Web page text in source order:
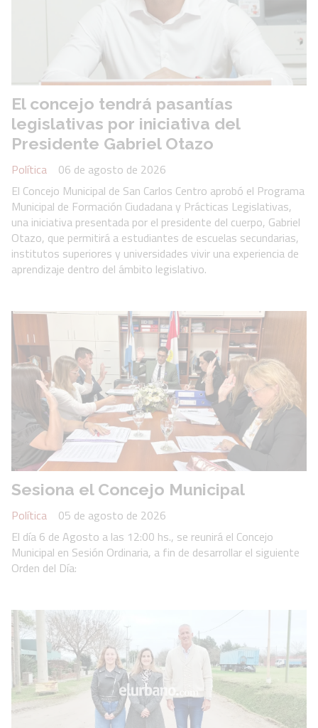
El concejo tendrá pasantías
legislativas por iniciativa del
Presidente Gabriel Otazo
Política
06 de agosto de 2026
El Concejo Municipal de San Carlos Centro aprobó el Programa
Municipal de Formación Ciudadana y Prácticas Legislativas,
una iniciativa presentada por el presidente del cuerpo, Gabriel
Otazo, que permitirá a estudiantes de escuelas secundarias,
institutos superiores y universidades vivir una experiencia de
aprendizaje dentro del ámbito legislativo.
Sesiona el Concejo Municipal
Política
05 de agosto de 2026
El día 6 de Agosto a las 12:00 hs., se reunirá el Concejo
Municipal en Sesión Ordinaria, a fin de desarrollar el siguiente
Orden del Día: